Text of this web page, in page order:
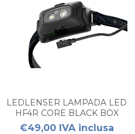
LEDLENSER LAMPADA LED
HF4R CORE BLACK BOX
€49,00 IVA inclusa